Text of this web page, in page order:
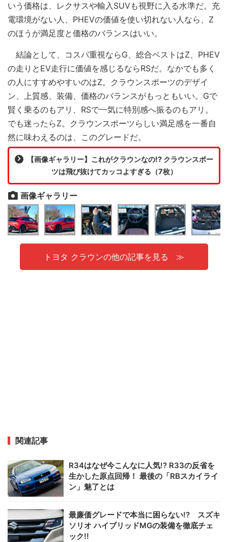
いう価格は、レクサスや輸入SUVも視野に入る水準だ。充
電環境がない人、PHEVの価値を使い切れない人なら、Z
のほうが満足度と価格のバランスはいい。
結論として、コスパ重視ならG、総合ベストはZ、PHEV
の走りとEV走行に価値を感じるならRSだ。なかでも多く
の人にすすめやすいのはZ。クラウンスポーツのデザイ
ン、上質感、装備、価格のバランスがもっともいい。Gで
賢く乗るのもアリ、RSで一気に特別感へ振るのもアリ。
でも迷ったらZ。クラウンスポーツらしい満足感を一番自
然に味わえるのは、このグレードだ。
【画像ギャラリー】これがクラウンなの!? クラウンスポー
ツは飛び抜けてカッコよすぎる（7枚）
画像ギャラリー
トヨタ クラウンの他の記事を見る
関連記事
R34はなぜ今こんなに人気!? R33の反省を
生かした原点回帰！ 最後の「RBスカイライ
ン」魅了とは
最廉価グレードで本当に困らない!? スズキ
ソリオ ハイブリッドMGの装備を徹底チェ
ック!!